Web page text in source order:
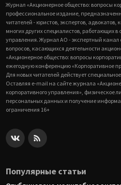
Журнал «Акционерное общество: вопросы
профессиональное издание,
читателей - юристов, экспертов, адвокатов,
многих других специалистов, работающих в
управления. Журнал АО - экспертный
вопросов, касающихся деятельности
«Акционерное общество: вопросы
ежегодную конференцию «Корпоративное
Для новых читателей действует
Оставляя e-mail на сайте журнала
корпоративного управления», физическое
персональных данных и получение
ограничения 16+
Популярные статьи